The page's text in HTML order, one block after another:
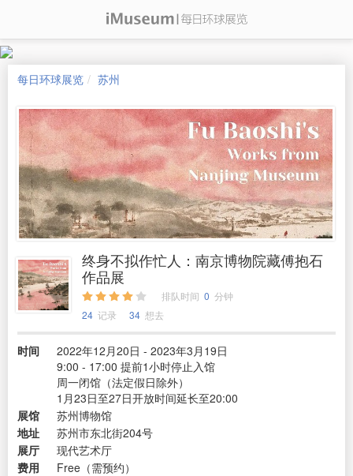
每日环球展览 苏州
终身不拟作忙人：南京博物院藏傅抱石
作品展
排队时间 0 分钟
24 记录 34 想去
时间
2022年12月20日 - 2023年3月19日
9:00 - 17:00 提前1小时停止入馆
周一闭馆（法定假日除外）
1月23日至27日开放时间延长至20:00
展馆
苏州博物馆
地址
苏州市东北街204号
展厅
现代艺术厅
费用
Free（需预约）